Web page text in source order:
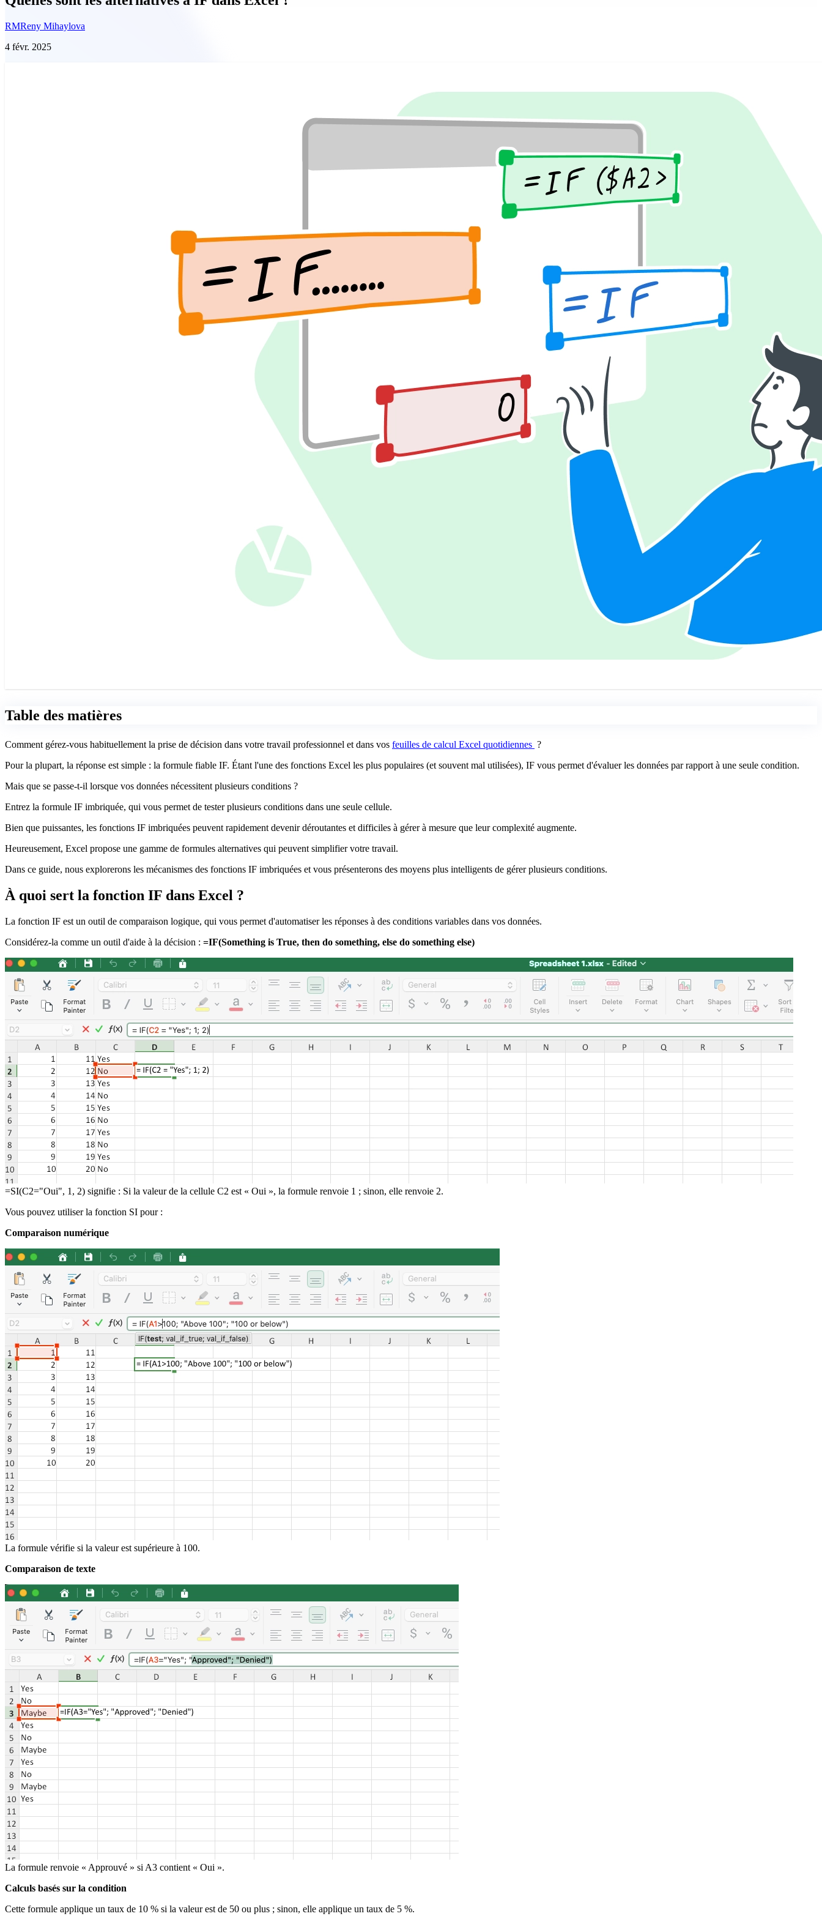
RMReny Mihaylova
4 févr. 2025
Table des matières
Comment gérez-vous habituellement la prise de décision dans votre travail professionnel et dans vos feuilles de calcul Excel quotidiennes ?
Pour la plupart, la réponse est simple : la formule fiable IF. Étant l'une des fonctions Excel les plus populaires (et souvent mal utilisées), IF vous permet d'évaluer les données par rapport à une seule condition.
Mais que se passe-t-il lorsque vos données nécessitent plusieurs conditions ?
Entrez la formule IF imbriquée, qui vous permet de tester plusieurs conditions dans une seule cellule.
Bien que puissantes, les fonctions IF imbriquées peuvent rapidement devenir déroutantes et difficiles à gérer à mesure que leur complexité augmente.
Heureusement, Excel propose une gamme de formules alternatives qui peuvent simplifier votre travail.
Dans ce guide, nous explorerons les mécanismes des fonctions IF imbriquées et vous présenterons des moyens plus intelligents de gérer plusieurs conditions.
À quoi sert la fonction IF dans Excel ?
La fonction IF est un outil de comparaison logique, qui vous permet d'automatiser les réponses à des conditions variables dans vos données.
Considérez-la comme un outil d'aide à la décision : =IF(Something is True, then do something, else do something else)
=SI(C2="Oui", 1, 2) signifie : Si la valeur de la cellule C2 est « Oui », la formule renvoie 1 ; sinon, elle renvoie 2.
Vous pouvez utiliser la fonction SI pour :
Comparaison numérique
La formule vérifie si la valeur est supérieure à 100.
Comparaison de texte
La formule renvoie « Approuvé » si A3 contient « Oui ».
Calculs basés sur la condition
Cette formule applique un taux de 10 % si la valeur est de 50 ou plus ; sinon, elle applique un taux de 5 %.